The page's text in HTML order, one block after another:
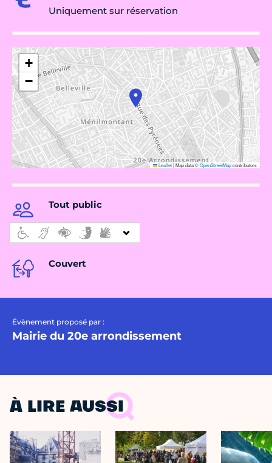
Uniquement sur réservation
+
−
Leaflet|Map data ©OpenStreetMapcontributors
Tout public
Couvert
Évènement proposé par :
Mairie du 20e arrondissement
À LIRE AUSSI